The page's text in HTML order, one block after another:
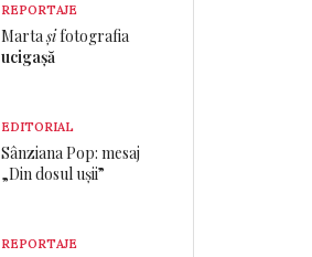
REPORTAJE
Martașifotografia
ucigașă
EDITORIAL
Sânziana Pop: mesaj
„Din dosul ușii”
REPORTAJE